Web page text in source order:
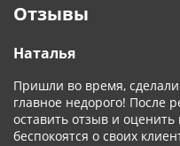
Отзывы
Наталья
Пришли во время,
главное недорого! После
оставить отзыв и оценить
беспокоятся о своих